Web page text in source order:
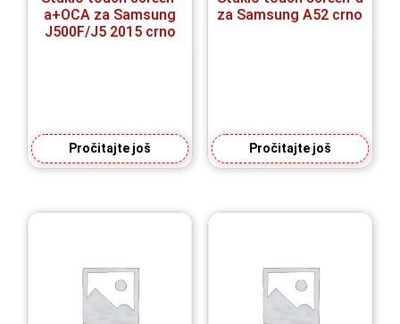
a+OCA za Samsung
J500F/J5 2015 crno
Pročitajte još
za Samsung A52 crno
Pročitajte još